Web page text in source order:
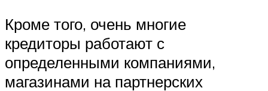
Кроме того, очень многие
кредиторы работают с
определенными компаниями,
магазинами на партнерских